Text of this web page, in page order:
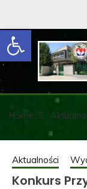
Open toolbar
content
Home
Aktualności
Konkurs